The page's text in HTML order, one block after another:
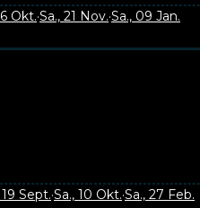
Okt.·Sa., 21 Nov.·Sa., 09 Jan.
19 Sept.·Sa., 10 Okt.·Sa., 27 Feb.